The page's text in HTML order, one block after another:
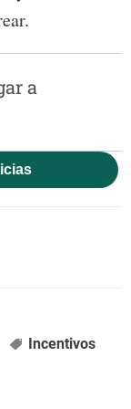
a
Incentivos